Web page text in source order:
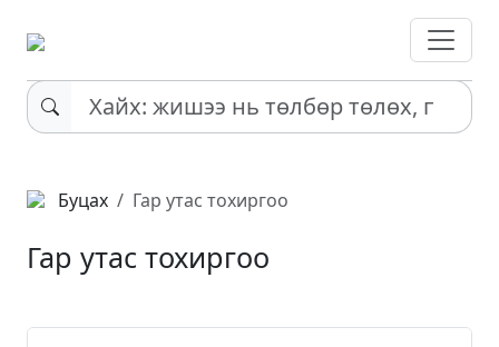
Буцах Гар утас тохиргоо
Гар утас тохиргоо